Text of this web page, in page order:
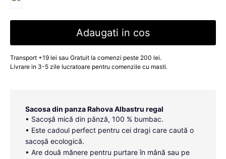
Adaugati in cos
Transport +19 lei sau Gratuit la comenzi peste 200 lei.
Livrare in 3-5 zile lucratoare pentru comenzile cu masti.
Sacosa din panza Rahova Albastru regal
• Sacoșă mică din pânză, 100 % bumbac.
• Este cadoul perfect pentru cei dragi care caută o
sacoșă ecologică.
• Are două mănere pentru purtare în mână sau pe